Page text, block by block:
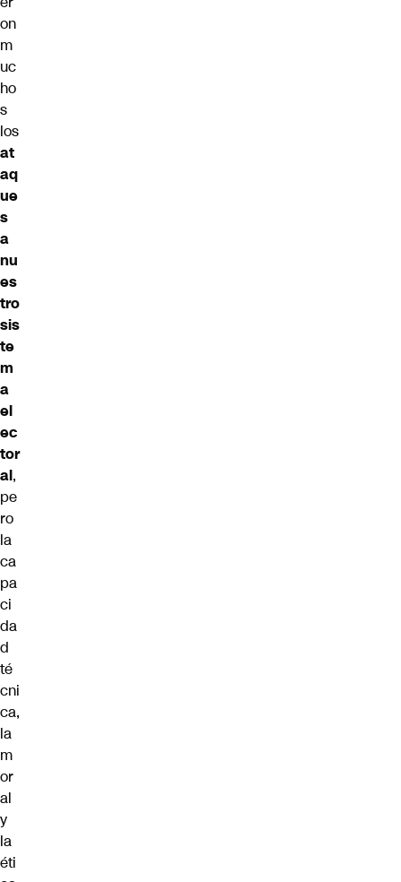
on
m
uc
ho
s
los
at
aq
ue
s
a
nu
es
tro
sis
te
m
a
el
ec
tor
al,
pe
ro
la
ca
pa
ci
da
d
té
cni
ca,
la
m
or
al
y
la
éti